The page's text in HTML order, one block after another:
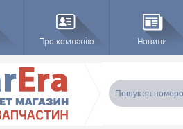
Про компанію Новини